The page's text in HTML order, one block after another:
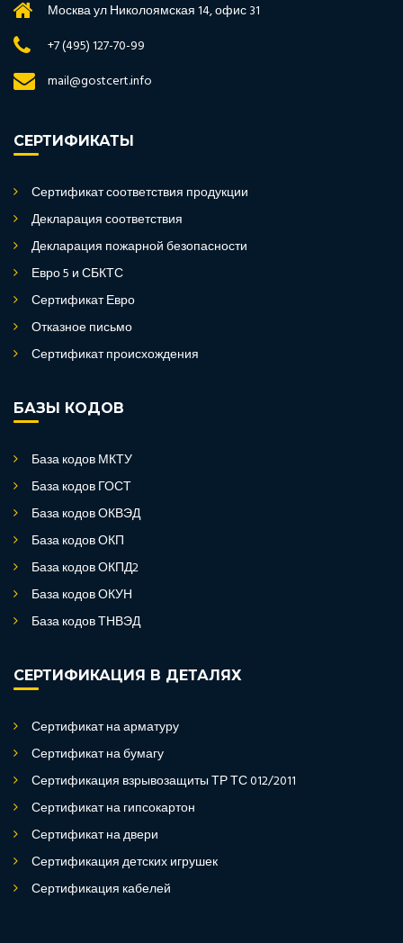
Москва ул Николоямская 14, офис 31
+7 (495) 127-70-99
mail@gostcert.info
СЕРТИФИКАТЫ
Сертификат соответствия продукции
Декларация соответствия
Декларация пожарной безопасности
Евро 5 и СБКТС
Сертификат Евро
Отказное письмо
Сертификат происхождения
БАЗЫ КОДОВ
База кодов МКТУ
База кодов ГОСТ
База кодов ОКВЭД
База кодов ОКП
База кодов ОКПД2
База кодов ОКУН
База кодов ТНВЭД
СЕРТИФИКАЦИЯ В ДЕТАЛЯХ
Сертификат на арматуру
Сертификат на бумагу
Сертификация взрывозащиты ТР ТС 012/2011
Сертификат на гипсокартон
Сертификат на двери
Сертификация детских игрушек
Сертификация кабелей